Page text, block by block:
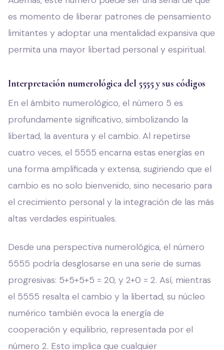
es momento de liberar patrones de pensamiento
limitantes y adoptar una mentalidad expansiva que
permita una mayor libertad personal y espiritual.
Interpretación numerológica del 5555 y sus códigos
En el ámbito numerológico, el número 5 es
profundamente significativo, simbolizando la
libertad, la aventura y el cambio. Al repetirse
cuatro veces, el 5555 encarna estas energías en
una forma amplificada y extensa, sugiriendo que el
cambio es no solo bienvenido, sino necesario para
el crecimiento personal y la integración de las más
altas verdades espirituales.
Desde una perspectiva numerológica, el número
5555 podría desglosarse en una serie de sumas
progresivas: 5+5+5+5 = 20, y 2+0 = 2. Así, mientras
el 5555 resalta el cambio y la libertad, su núcleo
numérico también evoca la energía de
cooperación y equilibrio, representada por el
número 2. Esto implica que cualquier